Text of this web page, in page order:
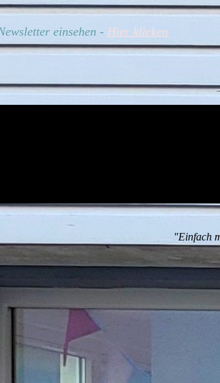
einsehen - Hier klicken
"Einfach